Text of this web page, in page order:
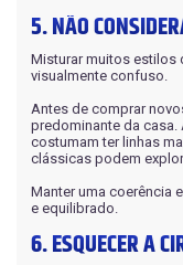
5. NÃO
Misturar muitos estilos
visualmente confuso.
Antes de comprar
predominante da casa.
costumam ter linhas
clássicas podem
Manter uma coerência
e equilibrado.
6. ESQUECER A